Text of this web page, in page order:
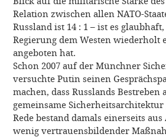
Relation zwischen allen NATO-
Russland ist 14 : 1 – ist es
Regierung dem Westen wiederholt
angeboten hat.
Schon 2007 auf der Münchner
versuchte Putin seinen
machen, dass Russlands Bestreben
gemeinsame Sicherheitsarchitektur
Rede bestand damals einerseits
wenig vertrauensbildender